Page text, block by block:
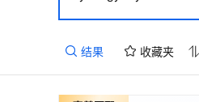
结果 收藏夹
人工智能与机器学习
计算
互联网应用开发